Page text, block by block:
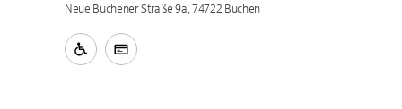
Neue Buchener Straße 9a, 74722 Buchen